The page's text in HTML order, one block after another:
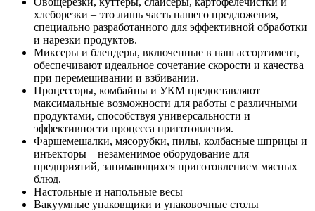
хлеборезки – это лишь часть нашего предложения,
специально разработанного для эффективной обработки
и нарезки продуктов.
Миксеры и блендеры, включенные в наш ассортимент,
обеспечивают идеальное сочетание скорости и качества
при перемешивании и взбивании.
Процессоры, комбайны и УКМ предоставляют
максимальные возможности для работы с различными
продуктами, способствуя универсальности и
эффективности процесса приготовления.
Фаршемешалки, мясорубки, пилы, колбасные шприцы и
инъекторы – незаменимое оборудование для
предприятий, занимающихся приготовлением мясных
блюд.
Настольные и напольные весы
Вакуумные упаковщики и упаковочные столы